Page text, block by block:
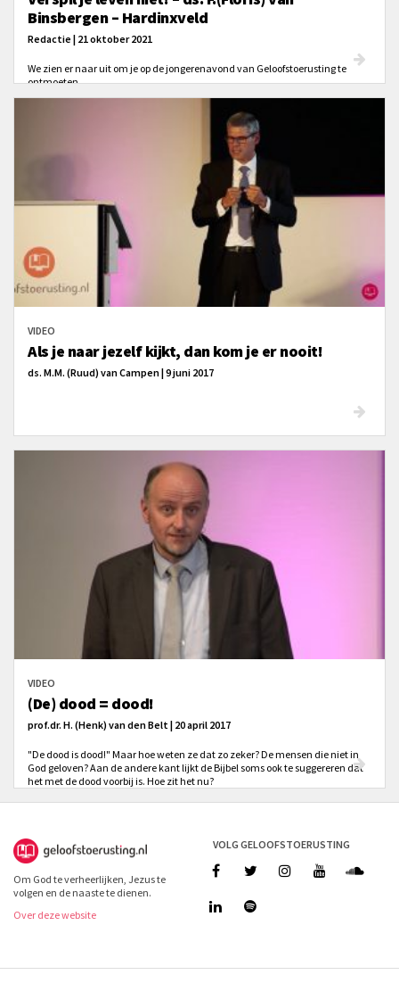
Binsbergen – Hardinxveld
Redactie | 21 oktober 2021
We zien er naar uit om je op de jongerenavond van Geloofstoerusting te
ontmoeten.
VIDEO
Als je naar jezelf kijkt, dan kom je er nooit!
ds. M.M. (Ruud) van Campen | 9 juni 2017
VIDEO
(De) dood = dood!
prof.dr. H. (Henk) van den Belt | 20 april 2017
"De dood is dood!" Maar hoe weten ze dat zo zeker? De mensen die niet in
God geloven? Aan de andere kant lijkt de Bijbel soms ook te suggereren dat
het met de dood voorbij is. Hoe zit het nu?
Om God te verheerlijken, Jezus te
volgen en de naaste te dienen.
Over deze website
VOLG GELOOFSTOERUSTING